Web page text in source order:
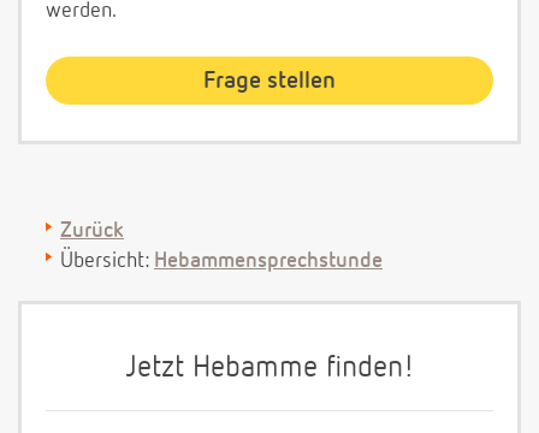
werden.
Zurück
Übersicht: Hebammensprechstunde
Jetzt Hebamme finden!